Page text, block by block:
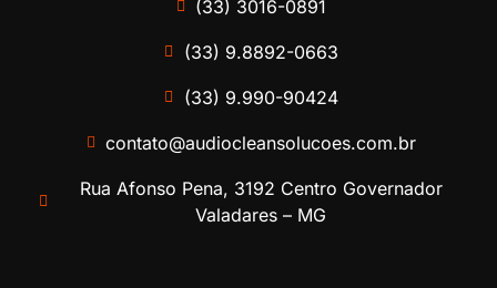
(33) 3016-0891
(33) 9.8892-0663
(33) 9.990-90424
contato@audiocleansolucoes.com.br
Rua Afonso Pena, 3192 Centro Governador
Valadares – MG